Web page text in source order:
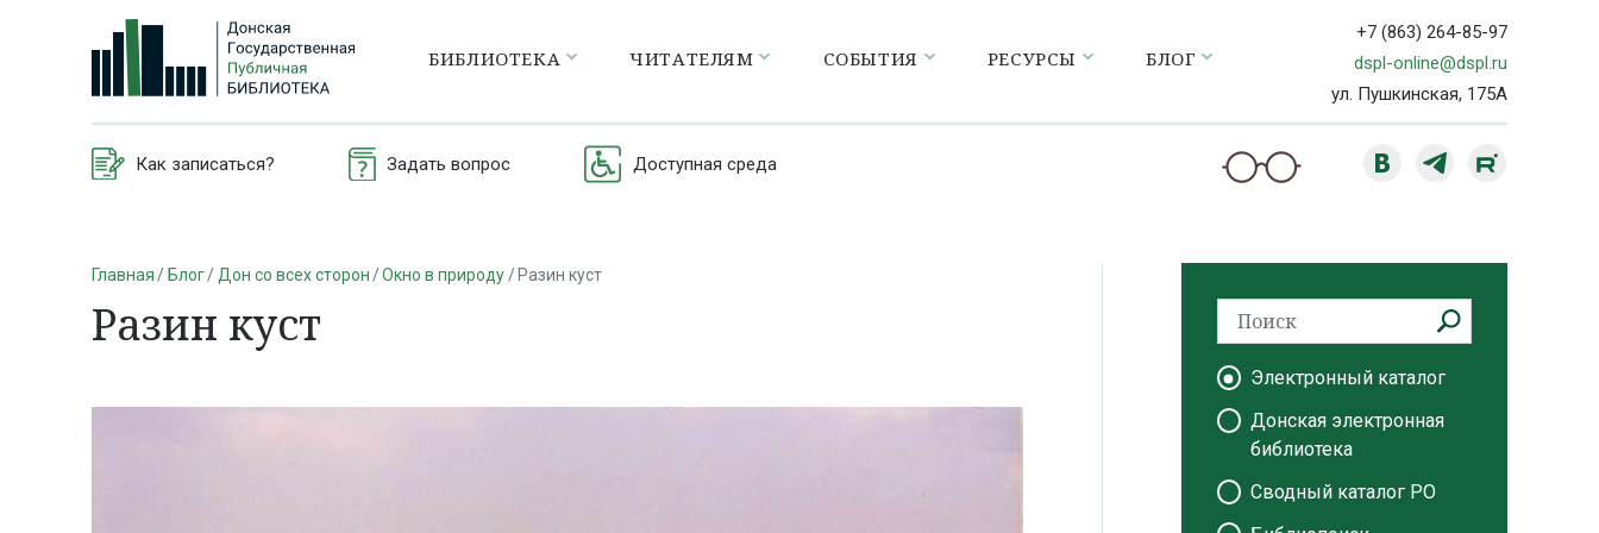
БИБЛИОТЕКА ЧИТАТЕЛЯМ СОБЫТИЯ РЕСУРСЫ БЛОГ
+7 (863) 264-85-97
dspl-online@dspl.ru
ул. Пушкинская, 175А
Как записаться? Задать вопрос Доступная среда
Главная Блог Дон со всех сторон Окно в природу Разин куст
Разин куст
Электронный каталог
Донская электронная
библиотека
Сводный каталог РО